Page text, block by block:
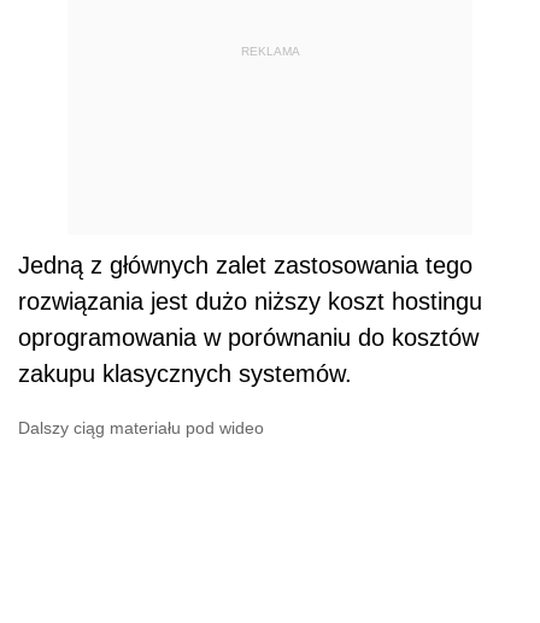
REKLAMA
Jedną z głównych zalet zastosowania tego
rozwiązania jest dużo niższy koszt hostingu
oprogramowania w porównaniu do kosztów
zakupu klasycznych systemów.
Dalszy ciąg materiału pod wideo